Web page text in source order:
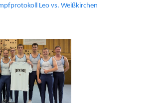
Leo vs. Weißkirchen